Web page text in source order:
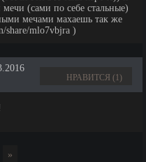
мечи (сами по себе стальные)
мечами махаешь так же
share/mlo7vbjra )
НРАВИТСЯ (1)
»